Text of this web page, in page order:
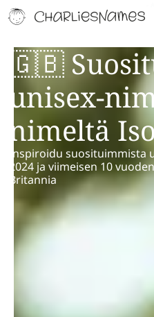
🇬🇧
unisex-
nimeltä
Inspiroidu suosituimmista
2024 ja viimeisen 10
Britannia